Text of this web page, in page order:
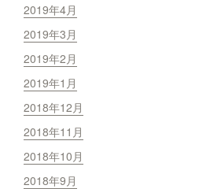
2019年4月
2019年3月
2019年2月
2019年1月
2018年12月
2018年11月
2018年10月
2018年9月